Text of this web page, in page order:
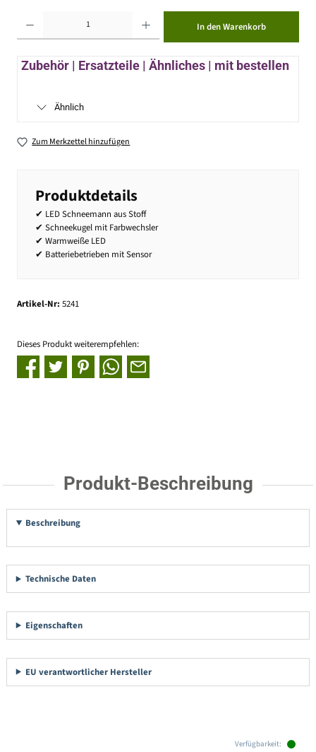
In den Warenkorb
Zubehör | Ersatzteile | Ähnliches | mit bestellen
Ähnlich
Zum Merkzettel hinzufügen
Produktdetails
✔ LED Schneemann aus Stoff
✔ Schneekugel mit Farbwechsler
✔ Warmweiße LED
✔ Batteriebetrieben mit Sensor
Artikel-Nr: 5241
Dieses Produkt weiterempfehlen:
Produkt-Beschreibung
Beschreibung
Technische Daten
Eigenschaften
EU verantwortlicher Hersteller
Verfügbarkeit: